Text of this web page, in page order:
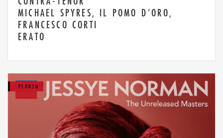
MICHAEL SPYRES, IL POMO D’ORO,
FRANCESCO CORTI
ERATO
РЕЛИЗЫ